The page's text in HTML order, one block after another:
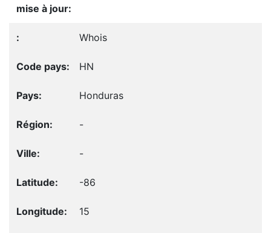
Whois
HN
Honduras
-
-
-86
15